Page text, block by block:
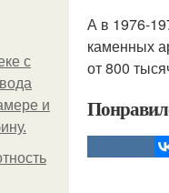
с
и
А в 1976-
каменных
от 800